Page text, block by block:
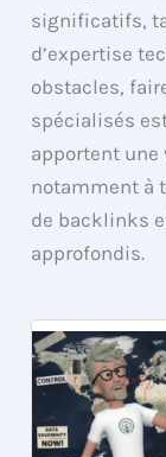
significatifs,
d’expertise
obstacles,
spécialisés
apportent une
notamment à
de backlinks
approfondis.